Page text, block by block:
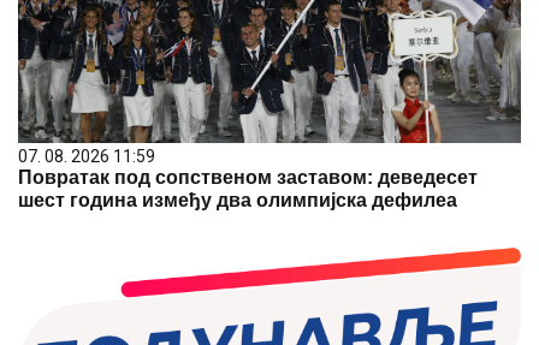
07. 08. 2026 11:59
Повратак под сопственом заставом: деведесет
шест година између два олимпијска дефилеа